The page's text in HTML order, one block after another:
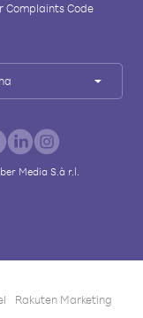
Complaints Code
Media S.à r.l.
Rakuten Marketing